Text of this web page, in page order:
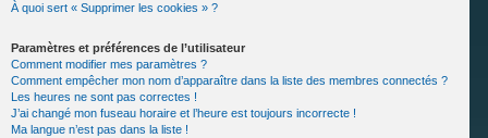
À quoi sert « Supprimer les cookies » ?
Paramètres et préférences de l’utilisateur
Comment modifier mes paramètres ?
Comment empêcher mon nom d’apparaître dans la liste des membres connectés ?
Les heures ne sont pas correctes !
J’ai changé mon fuseau horaire et l’heure est toujours incorrecte !
Ma langue n’est pas dans la liste !